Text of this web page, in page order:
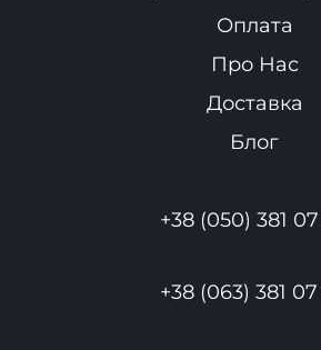
Оплата
Про Нас
Доставка
Блог
+38 (050) 381
+38 (063) 381